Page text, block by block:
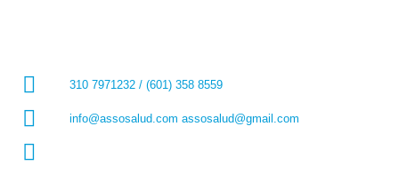
310 7971232 / (601) 358 8559
info@assosalud.com assosalud@gmail.com